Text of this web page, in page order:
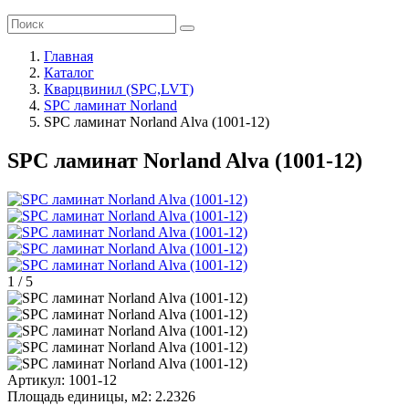
Главная
Каталог
Кварцвинил (SPC,LVT)
SPC ламинат Norland
SPC ламинат Norland Alva (1001-12)
SPC ламинат Norland Alva (1001-12)
1 / 5
Артикул: 1001-12
Площадь единицы, м2: 2.2326